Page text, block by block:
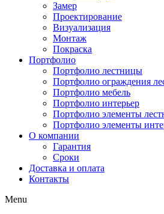
Замер
Проектирование
Визуализация
Монтаж
Покраска
Портфолио
Портфолио лестницы
Портфолио ограждения
Портфолио мебель
Портфолио интерьер
Портфолио элементы
Портфолио элементы
О компании
Гарантия
Сроки
Доставка и оплата
Контакты
Menu